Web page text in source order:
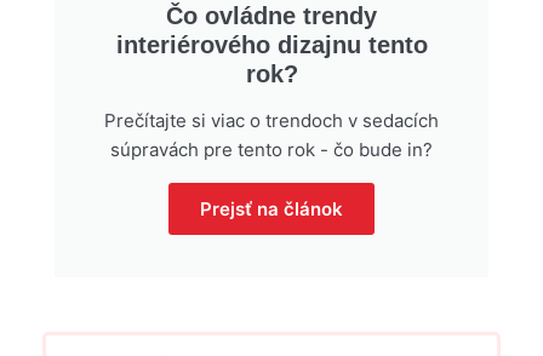
Čo ovládne trendy
interiérového dizajnu tento
rok?
Prečítajte si viac o trendoch v sedacích
súpravách pre tento rok - čo bude in?
Prejsť na článok